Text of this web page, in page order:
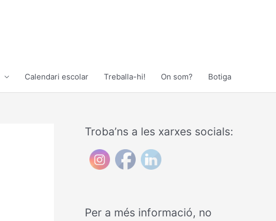
Calendari escolar Treballa-hi! On som? Botiga
Troba’ns a les xarxes socials:
Per a més informació, no